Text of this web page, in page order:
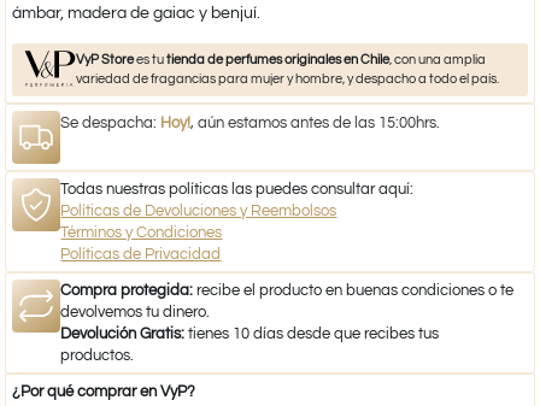
ámbar, madera de gaiac y benjuí.
VyP Storees tutienda de perfumes originales en Chile, con una amplia
variedad de fragancias para mujer y hombre, y despacho a todo el país.
Se despacha: Hoy!, aún estamos antes de las 15:00hrs.
Todas nuestras políticas las puedes consultar aquí:
Políticas de Devoluciones y Reembolsos
Términos y Condiciones
Políticas de Privacidad
Compra protegida: recibe el producto en buenas condiciones o te
devolvemos tu dinero.
Devolución Gratis: tienes 10 días desde que recibes tus
productos.
¿Por qué comprar en VyP?